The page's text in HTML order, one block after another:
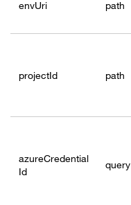
envUri path
projectId path
azureCredential
Id
query